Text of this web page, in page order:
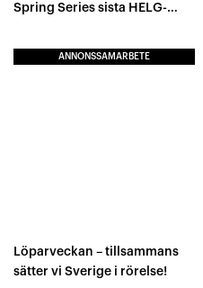
Spring Series sista HELG-
ANNONSSAMARBETE
Löparveckan – tillsammans
sätter vi Sverige i rörelse!